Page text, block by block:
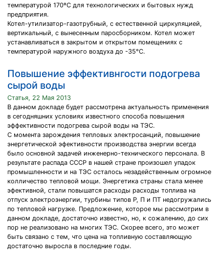
температурой 170ºС для технологических и бытовых нужд
предприятия.
Котел-утилизатор-газотрубный, с естественной циркуляцией,
вертикальный, с вынесенным паросборником. Котел может
устанавливаться в закрытом и открытом помещениях с
температурой наружного воздуха до -35°С.
Повышение эффективнгости подогрева
сырой воды
Статья, 22 Мая 2013
В данном докладе будет рассмотрена актуальность применения
в сегодняшних условиях известного способа повышения
эффективности подогрева сырой воды на ТЭС.
С момента зарождения тепловых электросанций, повышение
энергетической эфективности производства энергии всегда
было основной задачей инженерно-технического персонала. В
результате распада СССР в нашей стране произошел упадок
промышленности и на ТЭС осталось незадейственным огромное
колличество тепловой мощи. Энергетика страны стала менее
эфективной, стали повышатся расходы расходы топлива на
отпуск электроэнергии, турбины типов Р, П и ПТ недогружались
по тепловой нагрузке. Предложение, которое мы рассмотрим в
данном докладе, достаточно известно, но, к сожалению, до сих
пор не реализовано на многих ТЭС. Скорее всего, это может
быть связано с тем, что цена на топливную составляющую
достаточно выросла в последние годы.